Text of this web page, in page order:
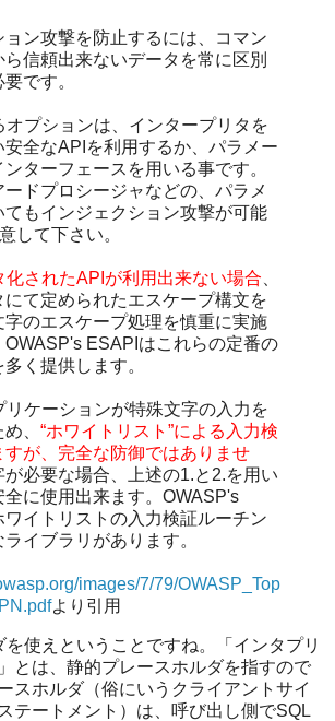
ョン攻撃を防止するには、コマン
ら信頼出来ないデータを常に区別
です。
オプションは、インタープリタを
全なAPIを利用するか、パラメー
ターフェースを用いる事です。
ードプロシージャなどの、パラメ
てもインジェクション攻撃が可能
して下さい。
化されたAPIが利用出来ない場合
にて定められたエスケープ構文を
字のエスケープ処理を慎重に実施
OWASP's ESAPIはこれらの定番の
く提供します。
リケーションが特殊文字の入力を
、 “ホワイトリスト”による入力検
すが、完全な防御ではありませ
が必要な場合、上述の1.と2.を用い
全に使用出来ます。OWASP's
ワイトリストの入力検証ルーチン
イブラリがあります。
images/7/79/OWASP_Top
より引用
使えということですね。「インタプリ
とは、静的プレースホルダを指すので
スホルダ（俗にいうクライアントサイ
テートメント）は、呼び出し側でSQL